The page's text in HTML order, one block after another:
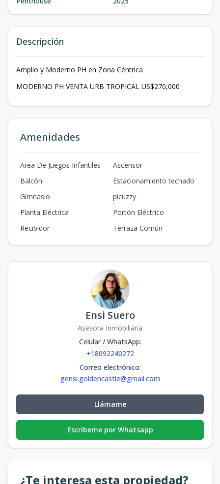
Descripción
Amplio y Moderno PH en Zona Céntrica
MODERNO PH VENTA URB TROPICAL US$270,000
Amenidades
Area De Juegos Infantiles
Ascensor
Balcón
Estacionamiento techado
Gimnasio
picuzzy
Planta Eléctrica
Portón Eléctrico
Recibidor
Terraza Común
Ensi Suero
Asesora Inmobiliaria
Celular / WhatsApp:
+18092240272
Correo electrónico:
gensi.goldencastle@gmail.com
Llámame
Escribeme por Whatsapp
¿Te interesa esta propiedad?